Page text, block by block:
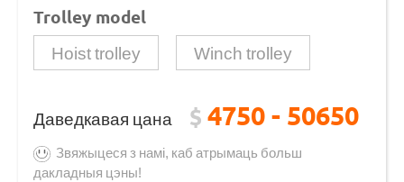
Trolley model
Hoist trolley Winch trolley
Даведкавая цана $ 4750 - 50650
Звяжыцеся з намі, каб атрымаць больш
дакладныя цэны!